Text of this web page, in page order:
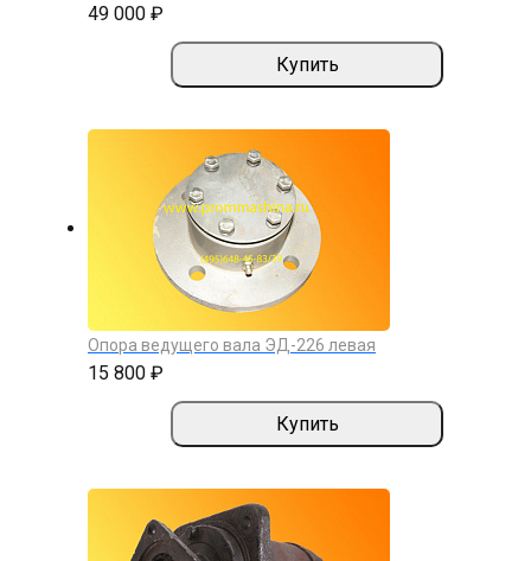
49 000 ₽
Купить
Опора ведущего вала ЭД-226 левая
15 800 ₽
Купить